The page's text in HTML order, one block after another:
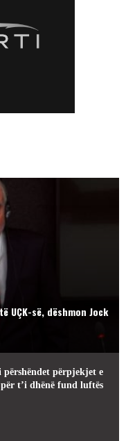
UÇK-së, dëshmon Jock
përshëndet përpjekjet e
t’i dhënë fund luftës